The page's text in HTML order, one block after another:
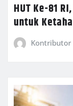
HUT Ke-81
untuk
Kontributor